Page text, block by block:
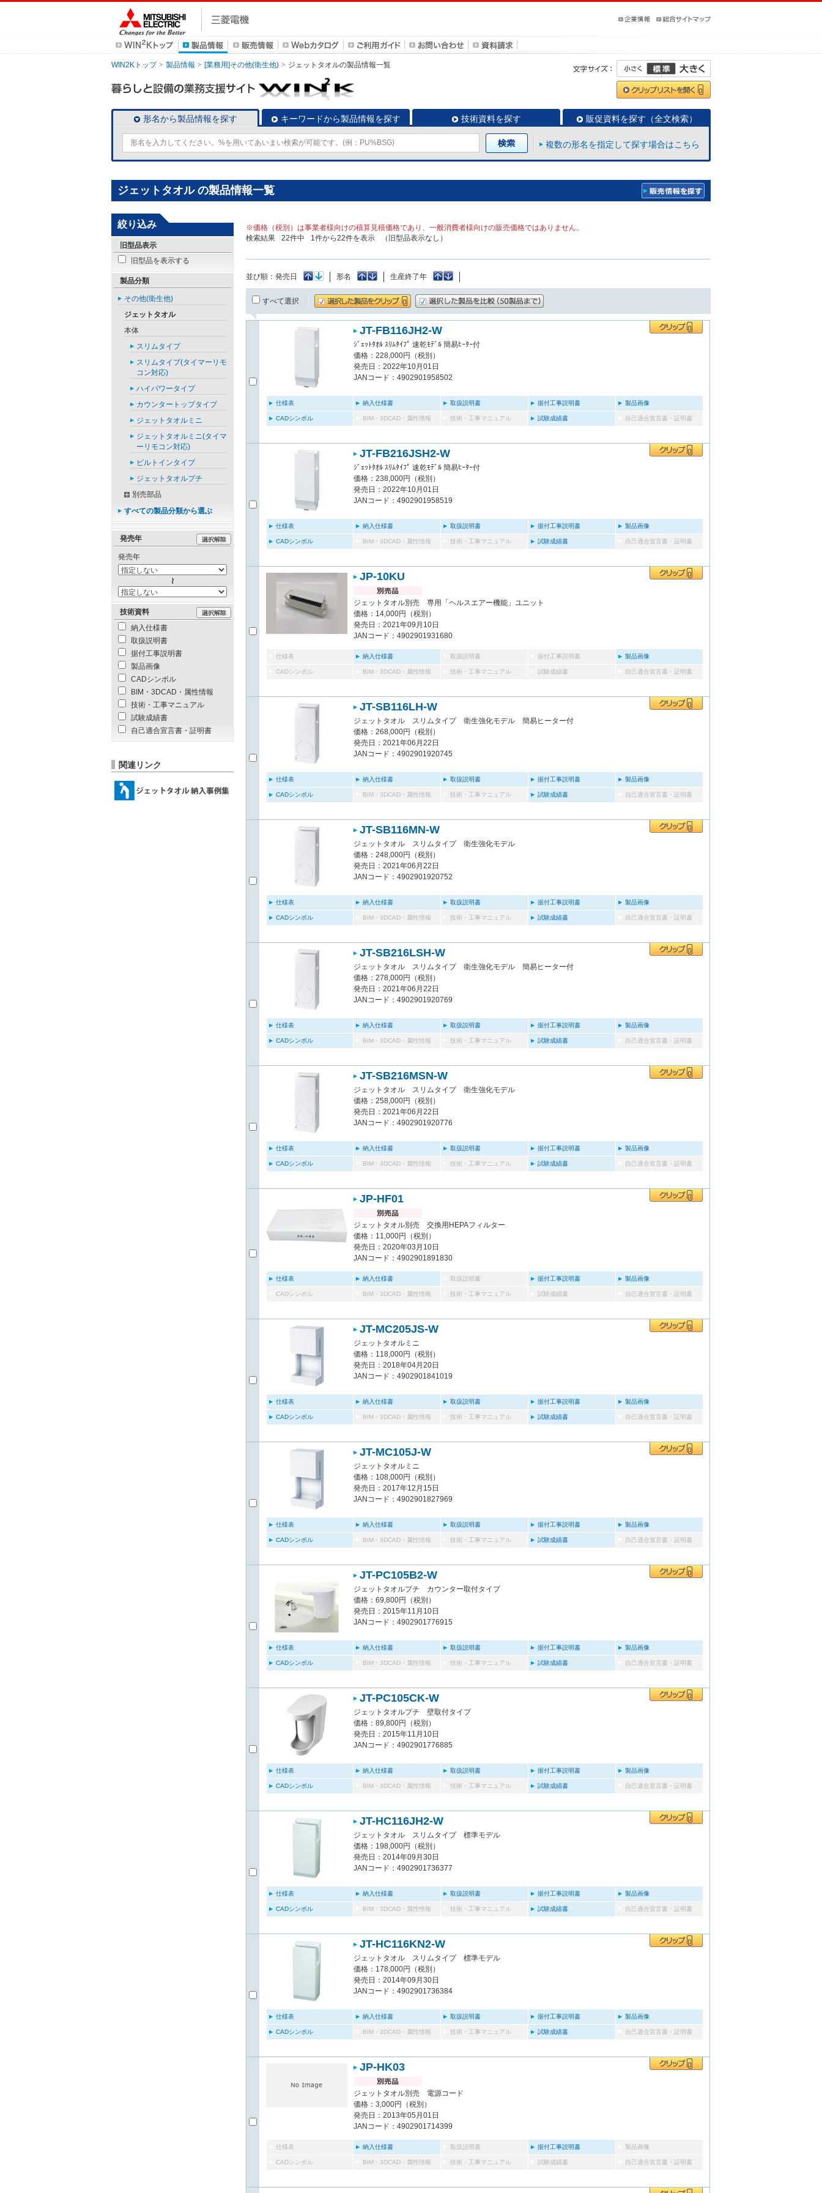
WIN2Kトップ 製品情報 [業務用]その他(衛生他) ジェットタオルの製品情報一覧
形名から製品情報を探す キーワードから製品情報を探す 技術資料を探す 販促資料を探す（全文検索）
複数の形名を指定して探す場合はこちら
ジェットタオル の製品情報一覧
※価格（税別）は事業者様向けの積算見積価格であり、一般消費者様向けの販売価格ではありません。
検索結果
22件中 1件から22件を表示 （旧型品表示なし）
並び順： 発売日 形名 生産終了年
すべて選択
JT-FB116JH2-W
ｼﾞｪｯﾄﾀｵﾙ ｽﾘﾑﾀｲﾌﾟ 速乾ﾓﾃﾞﾙ 簡易ﾋｰﾀｰ付
価格：228,000円（税別）
発売日：2022年10月01日
JANコード：4902901958502
仕様表 納入仕様書 取扱説明書 据付工事説明書 製品画像
CADシンボル BIM・3DCAD・属性情報 技術・工事マニュアル 試験成績書 自己適合宣言書・証明書
JT-FB216JSH2-W
ｼﾞｪｯﾄﾀｵﾙ ｽﾘﾑﾀｲﾌﾟ 速乾ﾓﾃﾞﾙ 簡易ﾋｰﾀｰ付
価格：238,000円（税別）
発売日：2022年10月01日
JANコード：4902901958519
仕様表 納入仕様書 取扱説明書 据付工事説明書 製品画像
CADシンボル BIM・3DCAD・属性情報 技術・工事マニュアル 試験成績書 自己適合宣言書・証明書
JP-10KU
ジェットタオル別売 専用「ヘルスエアー機能」ユニット
価格：14,000円（税別）
発売日：2021年09月10日
JANコード：4902901931680
仕様表 納入仕様書 取扱説明書 据付工事説明書 製品画像
CADシンボル BIM・3DCAD・属性情報 技術・工事マニュアル 試験成績書 自己適合宣言書・証明書
JT-SB116LH-W
ジェットタオル スリムタイプ 衛生強化モデル 簡易ヒーター付
価格：268,000円（税別）
発売日：2021年06月22日
JANコード：4902901920745
仕様表 納入仕様書 取扱説明書 据付工事説明書 製品画像
CADシンボル BIM・3DCAD・属性情報 技術・工事マニュアル 試験成績書 自己適合宣言書・証明書
JT-SB116MN-W
ジェットタオル スリムタイプ 衛生強化モデル
価格：248,000円（税別）
発売日：2021年06月22日
JANコード：4902901920752
仕様表 納入仕様書 取扱説明書 据付工事説明書 製品画像
CADシンボル BIM・3DCAD・属性情報 技術・工事マニュアル 試験成績書 自己適合宣言書・証明書
JT-SB216LSH-W
ジェットタオル スリムタイプ 衛生強化モデル 簡易ヒーター付
価格：278,000円（税別）
発売日：2021年06月22日
JANコード：4902901920769
仕様表 納入仕様書 取扱説明書 据付工事説明書 製品画像
CADシンボル BIM・3DCAD・属性情報 技術・工事マニュアル 試験成績書 自己適合宣言書・証明書
JT-SB216MSN-W
ジェットタオル スリムタイプ 衛生強化モデル
価格：258,000円（税別）
発売日：2021年06月22日
JANコード：4902901920776
仕様表 納入仕様書 取扱説明書 据付工事説明書 製品画像
CADシンボル BIM・3DCAD・属性情報 技術・工事マニュアル 試験成績書 自己適合宣言書・証明書
JP-HF01
ジェットタオル別売 交換用HEPAフィルター
価格：11,000円（税別）
発売日：2020年03月10日
JANコード：4902901891830
仕様表 納入仕様書 取扱説明書 据付工事説明書 製品画像
CADシンボル BIM・3DCAD・属性情報 技術・工事マニュアル 試験成績書 自己適合宣言書・証明書
JT-MC205JS-W
ジェットタオルミニ
価格：118,000円（税別）
発売日：2018年04月20日
JANコード：4902901841019
仕様表 納入仕様書 取扱説明書 据付工事説明書 製品画像
CADシンボル BIM・3DCAD・属性情報 技術・工事マニュアル 試験成績書 自己適合宣言書・証明書
JT-MC105J-W
ジェットタオルミニ
価格：108,000円（税別）
発売日：2017年12月15日
JANコード：4902901827969
仕様表 納入仕様書 取扱説明書 据付工事説明書 製品画像
CADシンボル BIM・3DCAD・属性情報 技術・工事マニュアル 試験成績書 自己適合宣言書・証明書
JT-PC105B2-W
ジェットタオルプチ カウンター取付タイプ
価格：69,800円（税別）
発売日：2015年11月10日
JANコード：4902901776915
仕様表 納入仕様書 取扱説明書 据付工事説明書 製品画像
CADシンボル BIM・3DCAD・属性情報 技術・工事マニュアル 試験成績書 自己適合宣言書・証明書
JT-PC105CK-W
ジェットタオルプチ 壁取付タイプ
価格：89,800円（税別）
発売日：2015年11月10日
JANコード：4902901776885
仕様表 納入仕様書 取扱説明書 据付工事説明書 製品画像
CADシンボル BIM・3DCAD・属性情報 技術・工事マニュアル 試験成績書 自己適合宣言書・証明書
JT-HC116JH2-W
ジェットタオル スリムタイプ 標準モデル
価格：198,000円（税別）
発売日：2014年09月30日
JANコード：4902901736377
仕様表 納入仕様書 取扱説明書 据付工事説明書 製品画像
CADシンボル BIM・3DCAD・属性情報 技術・工事マニュアル 試験成績書 自己適合宣言書・証明書
JT-HC116KN2-W
ジェットタオル スリムタイプ 標準モデル
価格：178,000円（税別）
発売日：2014年09月30日
JANコード：4902901736384
仕様表 納入仕様書 取扱説明書 据付工事説明書 製品画像
CADシンボル BIM・3DCAD・属性情報 技術・工事マニュアル 試験成績書 自己適合宣言書・証明書
JP-HK03
ジェットタオル別売 電源コード
価格：3,000円（税別）
発売日：2013年05月01日
JANコード：4902901714399
仕様表 納入仕様書 取扱説明書 据付工事説明書 製品画像
CADシンボル BIM・3DCAD・属性情報 技術・工事マニュアル 試験成績書 自己適合宣言書・証明書
絞り込み
旧型品表示
旧型品を表示する
製品分類
その他(衛生他)
ジェットタオル
本体
スリムタイプ
スリムタイプ(タイマーリモ
コン対応)
ハイパワータイプ
カウンタートップタイプ
ジェットタオルミニ
ジェットタオルミニ(タイマ
ーリモコン対応)
ビルトインタイプ
ジェットタオルプチ
別売部品
すべての製品分類から選ぶ
発売年
発売年
技術資料
納入仕様書
取扱説明書
据付工事説明書
製品画像
CADシンボル
BIM・3DCAD・属性情報
技術・工事マニュアル
試験成績書
自己適合宣言書・証明書
関連リンク